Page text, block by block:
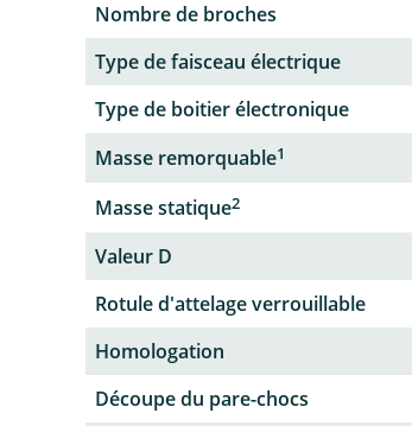
Nombre de broches
Type de faisceau électrique
Type de boitier électronique
Masse remorquable1
Masse statique2
Valeur D
Rotule d'attelage verrouillable
Homologation
Découpe du pare-chocs